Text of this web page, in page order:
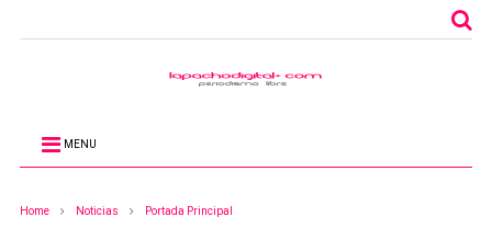
MENU
Home Noticias Portada Principal